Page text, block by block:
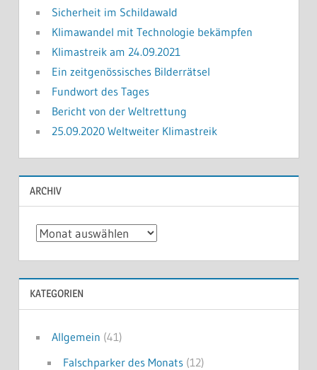
Sicherheit im Schildawald
Klimawandel mit Technologie bekämpfen
Klimastreik am 24.09.2021
Ein zeitgenössisches Bilderrätsel
Fundwort des Tages
Bericht von der Weltrettung
25.09.2020 Weltweiter Klimastreik
ARCHIV
Archiv
KATEGORIEN
Allgemein (41)
Falschparker des Monats(12)